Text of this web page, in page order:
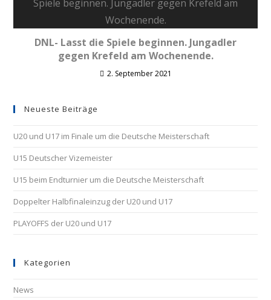
DNL- Lasst die Spiele beginnen. Jungadler
gegen Krefeld am Wochenende.
2. September 2021
Neueste Beiträge
U20 und U17 im Finale um die Deutsche Meisterschaft
U15 Deutscher Vizemeister
U15 beim Endturnier um die Deutsche Meisterschaft
Doppelter Halbfinaleinzug der U20 und U17
PLAYOFFS der U20 und U17
Kategorien
News